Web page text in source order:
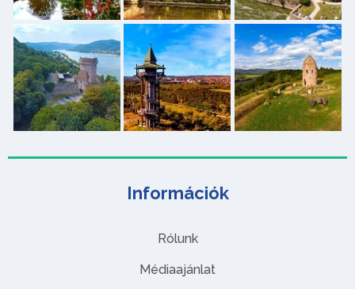
Információk
Rólunk
Médiaajánlat